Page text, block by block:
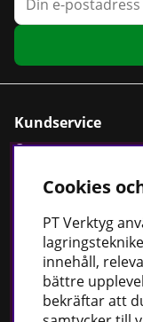
Kundservice
Om oss
Kontaktformulär
Köpvillkor
Dataskyddspolicy
Cookies
PTVerktyg
innehåll,
bättre
bekräftar att